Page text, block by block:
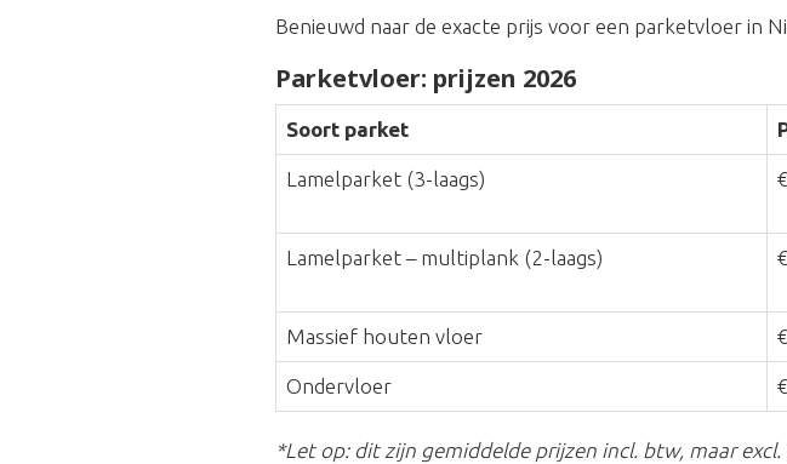
Benieuwd naar de exacte prijs voor een parketvloer in
Parketvloer: prijzen 2026
Soort parket
Lamelparket (3-laags)
Lamelparket – multiplank (2-laags)
Massief houten vloer
Ondervloer
*Let op: dit zijn gemiddelde prijzen incl. btw, maar excl.